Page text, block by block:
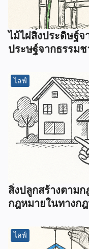
ไม้ไผ่สิ่งประดิษฐ์
ประษฐ์จากธรรม
ไลฟ์
สิ่งปลูกสร้างตาม
กฎหมายในทางก
ไลฟ์